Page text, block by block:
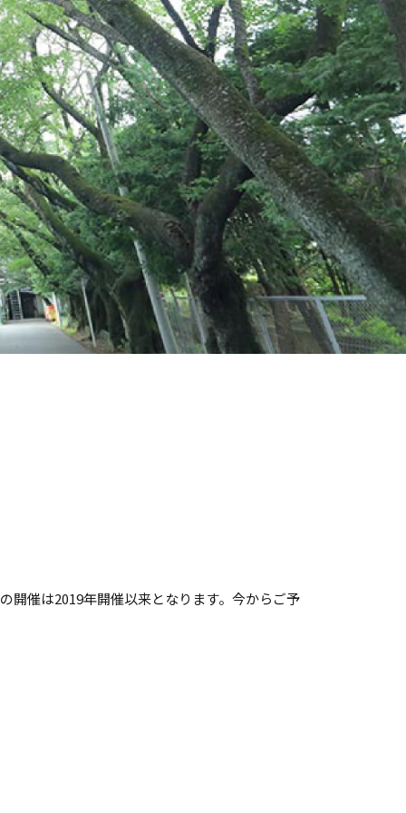
催は2019年開催以来となります。今からご予